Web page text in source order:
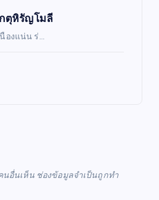
ตุหิรัญโมลี
องแน่น ร่…
นอื่นเห็น ช่องข้อมูลจำเป็นถูกทำ